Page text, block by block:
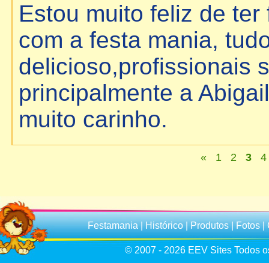
Estou muito feliz de
com a festa mania,
delicioso,profissionais
principalmente a
muito carinho.
« 1 2 3
Festamania|Histórico|Produtos|Fotos|
© 2007 - 2026 EEV Sites Todos